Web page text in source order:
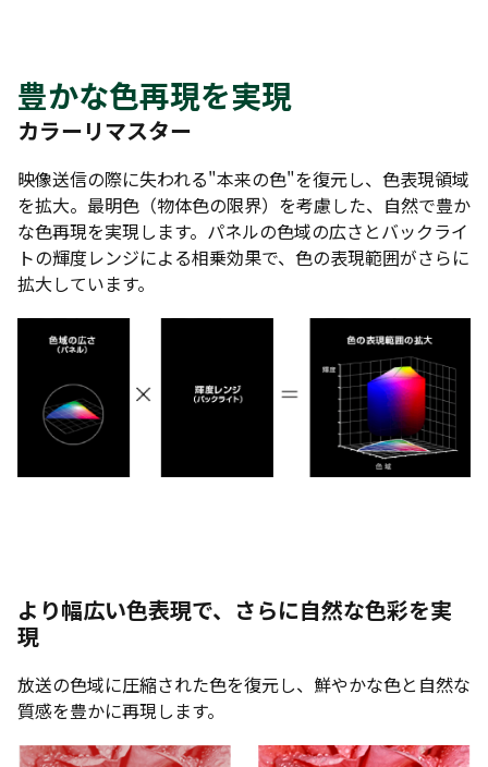
豊かな色再現を実現
カラーリマスター
映像送信の際に失われる"本来の色"を復元し、色表現領域
を拡大。最明色（物体色の限界）を考慮した、自然で豊か
な色再現を実現します。パネルの色域の広さとバックライ
トの輝度レンジによる相乗効果で、色の表現範囲がさらに
拡大しています。
より幅広い色表現で、さらに自然な色彩を実
現
放送の色域に圧縮された色を復元し、鮮やかな色と自然な
質感を豊かに再現します。